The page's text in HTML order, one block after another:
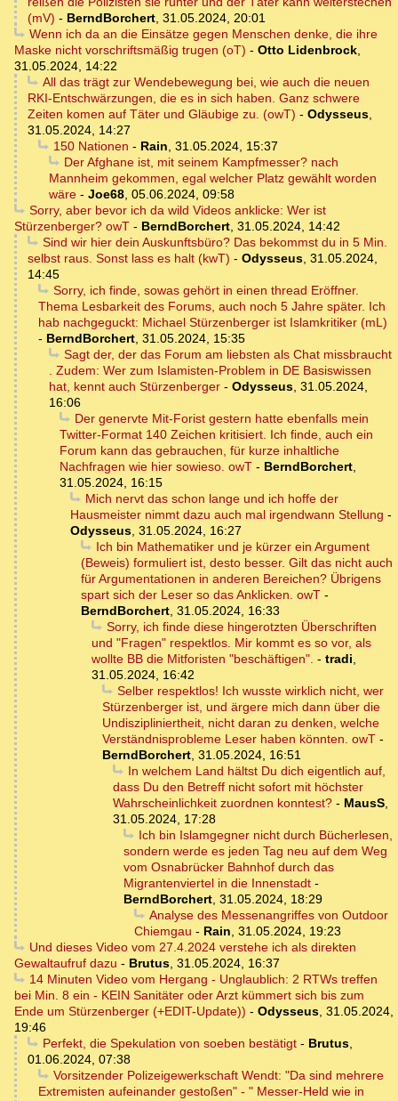
(mV) - BerndBorchert, 31.05.2024, 20:01
Wenn ich da an die Einsätze gegen Menschen denke, die ihre
Maske nicht vorschriftsmäßig trugen (oT) - Otto Lidenbrock,
31.05.2024, 14:22
All das trägt zur Wendebewegung bei, wie auch die neuen
RKI-Entschwärzungen, die es in sich haben. Ganz schwere
Zeiten komen auf Täter und Gläubige zu. (owT) - Odysseus,
31.05.2024, 14:27
150 Nationen - Rain, 31.05.2024, 15:37
Der Afghane ist, mit seinem Kampfmesser? nach
Mannheim gekommen, egal welcher Platz gewählt worden
wäre - Joe68, 05.06.2024, 09:58
Sorry, aber bevor ich da wild Videos anklicke: Wer ist
Stürzenberger? owT - BerndBorchert, 31.05.2024, 14:42
Sind wir hier dein Auskunftsbüro? Das bekommst du in 5 Min.
selbst raus. Sonst lass es halt (kwT) - Odysseus, 31.05.2024,
14:45
Sorry, ich finde, sowas gehört in einen thread Eröffner.
Thema Lesbarkeit des Forums, auch noch 5 Jahre später. Ich
hab nachgeguckt: Michael Stürzenberger ist Islamkritiker (mL)
- BerndBorchert, 31.05.2024, 15:35
Sagt der, der das Forum am liebsten als Chat missbraucht
. Zudem: Wer zum Islamisten-Problem in DE Basiswissen
hat, kennt auch Stürzenberger - Odysseus, 31.05.2024,
16:06
Der genervte Mit-Forist gestern hatte ebenfalls mein
Twitter-Format 140 Zeichen kritisiert. Ich finde, auch ein
Forum kann das gebrauchen, für kurze inhaltliche
Nachfragen wie hier sowieso. owT - BerndBorchert,
31.05.2024, 16:15
Mich nervt das schon lange und ich hoffe der
Hausmeister nimmt dazu auch mal irgendwann Stellung -
Odysseus, 31.05.2024, 16:27
Ich bin Mathematiker und je kürzer ein Argument
(Beweis) formuliert ist, desto besser. Gilt das nicht auch
für Argumentationen in anderen Bereichen? Übrigens
spart sich der Leser so das Anklicken. owT -
BerndBorchert, 31.05.2024, 16:33
Sorry, ich finde diese hingerotzten Überschriften
und "Fragen" respektlos. Mir kommt es so vor, als
wollte BB die Mitforisten "beschäftigen". - tradi,
31.05.2024, 16:42
Selber respektlos! Ich wusste wirklich nicht, wer
Stürzenberger ist, und ärgere mich dann über die
Undiszipliniertheit, nicht daran zu denken, welche
Verständnisprobleme Leser haben könnten. owT -
BerndBorchert, 31.05.2024, 16:51
In welchem Land hältst Du dich eigentlich auf,
dass Du den Betreff nicht sofort mit höchster
Wahrscheinlichkeit zuordnen konntest? - MausS,
31.05.2024, 17:28
Ich bin Islamgegner nicht durch Bücherlesen,
sondern werde es jeden Tag neu auf dem Weg
vom Osnabrücker Bahnhof durch das
Migrantenviertel in die Innenstadt -
BerndBorchert, 31.05.2024, 18:29
Analyse des Messenangriffes von Outdoor
Chiemgau - Rain, 31.05.2024, 19:23
Und dieses Video vom 27.4.2024 verstehe ich als direkten
Gewaltaufruf dazu - Brutus, 31.05.2024, 16:37
14 Minuten Video vom Hergang - Unglaublich: 2 RTWs treffen
bei Min. 8 ein - KEIN Sanitäter oder Arzt kümmert sich bis zum
Ende um Stürzenberger (+EDIT-Update)) - Odysseus, 31.05.2024,
19:46
Perfekt, die Spekulation von soeben bestätigt- Brutus,
01.06.2024, 07:38
Vorsitzender Polizeigewerkschaft Wendt: "Da sind mehrere
Extremisten aufeinander gestoßen" - " Messer-Held wie in